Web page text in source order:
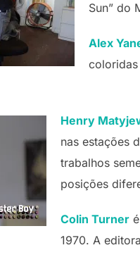
Sun” do
Alex
coloridas
Henry
nas estações
trabalhos
posições
Colin Turner
1970. A